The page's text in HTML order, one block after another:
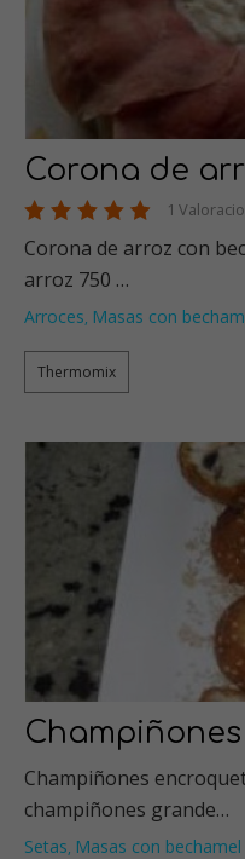
Corona de
1
Corona de arroz con
arroz 750 …
Arroces, Masas con
Thermomix
Champiñones
champiñones grande…
Setas, Masas con bechamel